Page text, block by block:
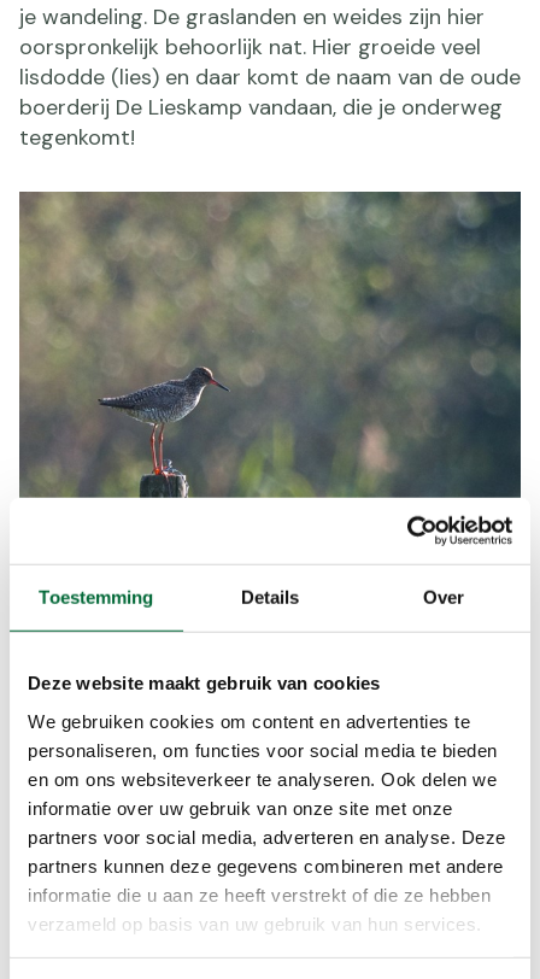
Toestemming Details Over
Deze website maakt gebruik van cookies
We gebruiken cookies om content en advertenties te
personaliseren, om functies voor social media te bieden
en om ons websiteverkeer te analyseren. Ook delen we
informatie over uw gebruik van onze site met onze
partners voor social media, adverteren en analyse. Deze
partners kunnen deze gegevens combineren met andere
informatie die u aan ze heeft verstrekt of die ze hebben
verzameld op basis van uw gebruik van hun services.
je wandeling. De graslanden en weides zijn hier
oorspronkelijk behoorlijk nat. Hier groeide veel
lisdodde (lies) en daar komt de naam van de oude
boerderij De Lieskamp vandaan, die je onderweg
tegenkomt!
Neem je verrekijker mee
en tureluurs… in de omgeving van het Binnenveld
verrekijker mee!